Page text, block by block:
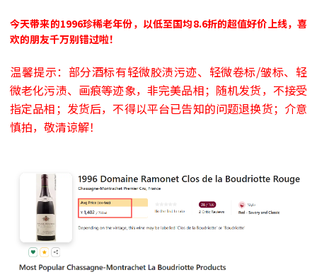
今天带来的1996珍稀老年份，以低至国均8.6折的超值好价上线，喜
欢的朋友千万别错过啦！
温馨提示：部分酒标有轻微胶渍污迹、轻微卷标/皱标、轻
微老化污渍、画痕等迹象，非完美品相；随机发货，不接受
指定品相；发货后，不得以平台已告知的问题退换货；介意
慎拍，敬清谅解！